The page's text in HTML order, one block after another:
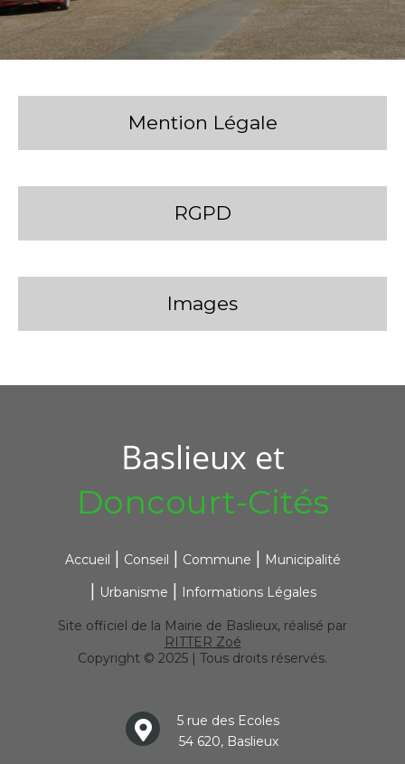
Mention Légale
RGPD
Images
Baslieux et
Doncourt-Cités
Accueil Conseil Commune
Municipalité
Urbanisme
Informations Légales
Site officiel de la Mairie de Baslieux, réalisé par
RITTER Zoé
Copyright © 2025 | Tous droits réservés.
5 rue des Ecoles
54 620, Baslieux